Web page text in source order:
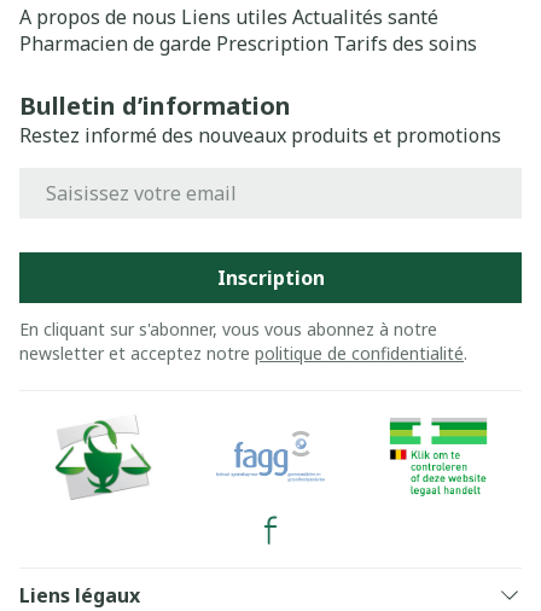
A propos de nous Liens utiles Actualités santé
Pharmacien de garde Prescription Tarifs des soins
Bulletin d’information
Restez informé des nouveaux produits et promotions
Inscription
En cliquant sur s'abonner, vous vous abonnez à notre
newsletter et acceptez notre politique de confidentialité.
Liens légaux